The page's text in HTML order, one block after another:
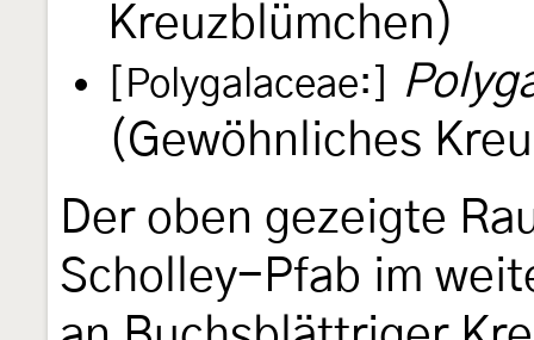
Kreuzblümchen)
[Polygalaceae:]
(Gewöhnliches
Der oben gezeigte
Scholley-Pfab im